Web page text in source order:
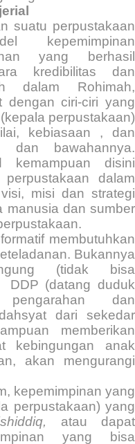
suatu perpustakaan
kepemimpinan
yang berhasil
kredibilitas dan
dalam Rohimah,
dengan ciri-ciri yang
perpustakaan)
kebiasaan , dan
dan bawahannya.
kemampuan disini
dalam
misi dan strategi
manusia dan sumber
membutuhkan
Bukannya
(tidak bisa
DDP (datang duduk
pengarahan dan
dari sekedar
memberikan
kebingungan anak
akan mengurangi
kepemimpinan yang
perpustakaan) yang
shiddiq, atau dapat
yang bisa